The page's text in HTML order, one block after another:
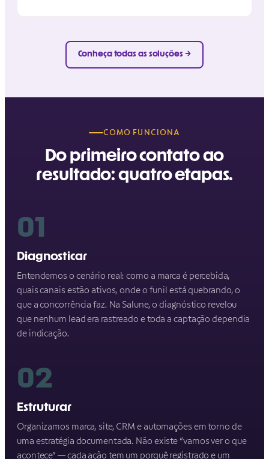
Conheça todas as soluções →
COMO FUNCIONA
Do primeiro contato ao
resultado: quatro etapas.
01
Diagnosticar
Entendemos o cenário real: como a marca é percebida,
quais canais estão ativos, onde o funil está quebrando, o
que a concorrência faz. Na Salune, o diagnóstico revelou
que nenhum lead era rastreado e toda a captação dependia
de indicação.
02
Estruturar
Organizamos marca, site, CRM e automações em torno de
uma estratégia documentada. Não existe “vamos ver o que
acontece” — cada ação tem um porquê registrado e um